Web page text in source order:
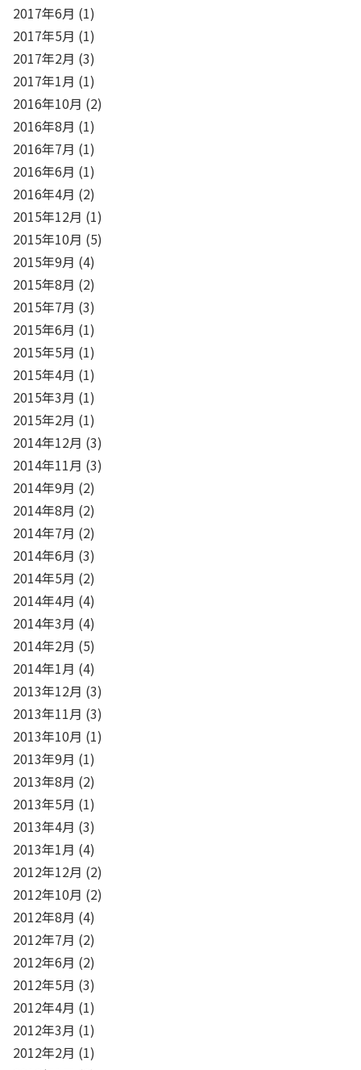
2017年6月 (1)
2017年5月 (1)
2017年2月 (3)
2017年1月 (1)
2016年10月 (2)
2016年8月 (1)
2016年7月 (1)
2016年6月 (1)
2016年4月 (2)
2015年12月 (1)
2015年10月 (5)
2015年9月 (4)
2015年8月 (2)
2015年7月 (3)
2015年6月 (1)
2015年5月 (1)
2015年4月 (1)
2015年3月 (1)
2015年2月 (1)
2014年12月 (3)
2014年11月 (3)
2014年9月 (2)
2014年8月 (2)
2014年7月 (2)
2014年6月 (3)
2014年5月 (2)
2014年4月 (4)
2014年3月 (4)
2014年2月 (5)
2014年1月 (4)
2013年12月 (3)
2013年11月 (3)
2013年10月 (1)
2013年9月 (1)
2013年8月 (2)
2013年5月 (1)
2013年4月 (3)
2013年1月 (4)
2012年12月 (2)
2012年10月 (2)
2012年8月 (4)
2012年7月 (2)
2012年6月 (2)
2012年5月 (3)
2012年4月 (1)
2012年3月 (1)
2012年2月 (1)